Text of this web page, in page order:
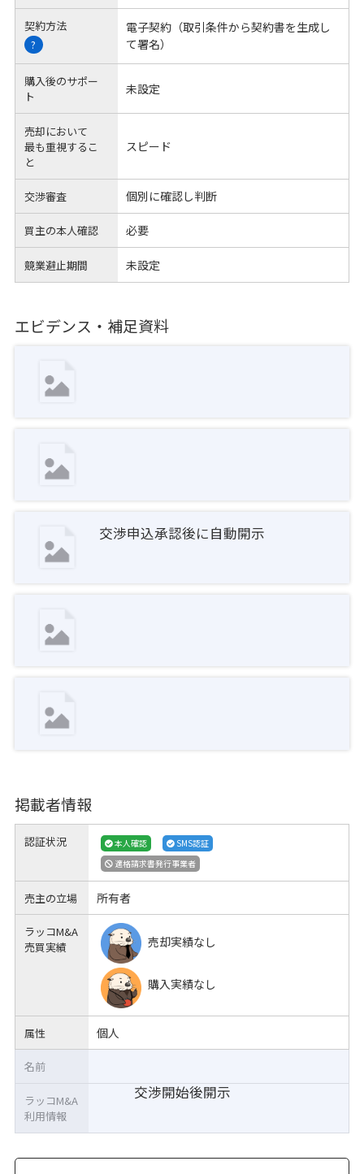
契約方法
?
電子契約（取引条件から契約書を生成し
て署名）
購入後のサポー
ト
未設定
売却において
最も重視するこ
と
スピード
交渉審査 個別に確認し判断
買主の本人確認 必要
競業避止期間 未設定
エビデンス・補足資料
交渉申込承認後に自動開示
掲載者情報
認証状況 本人確認
SMS認証
適格請求書発行事業者
売主の立場 所有者
ラッコM&A
売買実績
売却実績なし
購入実績なし
属性 個人
交渉開始後開示
名前
ラッコM&A
利用情報